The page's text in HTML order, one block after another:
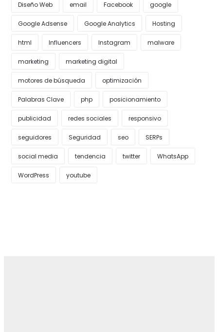
Diseño Web email Facebook google
Google Adsense Google Analytics Hosting
html Influencers Instagram malware
marketing marketing digital
motores de búsqueda optimización
Palabras Clave php posicionamiento
publicidad redes sociales responsivo
seguidores Seguridad seo SERPs
social media tendencia twitter WhatsApp
WordPress youtube